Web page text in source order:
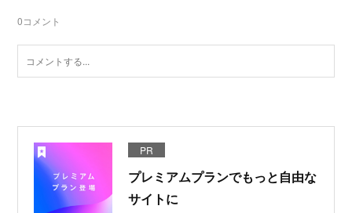
0コメント
PR
プレミアムプランでもっと自由な
サイトに